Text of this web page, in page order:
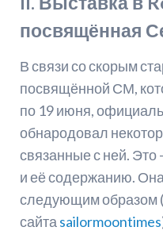
посвящённая
В связи со скорым
посвящённой СМ,
по 19 июня,
обнародовал
связанные с ней.
и её содержанию.
следующим образом
сайтаsailormoontimes